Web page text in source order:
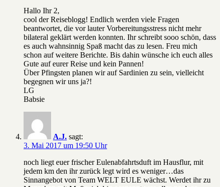
Hallo Ihr 2,
cool der Reiseblogg! Endlich werden viele Fragen
beantwortet, die vor lauter Vorbereitungsstress nicht mehr
bilateral geklärt werden konnten. Ihr schreibt sooo schön, dass
es auch wahnsinnig Spaß macht das zu lesen. Freu mich
schon auf weitere Berichte. Bis dahin wünsche ich euch alles
Gute auf eurer Reise und kein Pannen!
Über Pfingsten planen wir auf Sardinien zu sein, vielleicht
begegnen wir uns ja?!
LG
Babsie
A.J. sagt:
3. Mai 2017 um 19:50 Uhr
noch liegt euer frischer Eulenabfahrtsduft im Hausflur, mit
jedem km den ihr zurück legt wird es weniger…das
Sinnangebot von Team WELT EULE wächst. Werdet ihr zu